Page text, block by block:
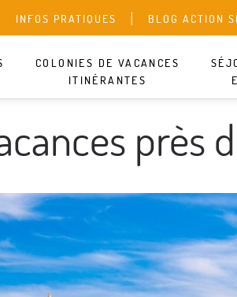
INFOS PRATIQUES BLOG ACTION
COLONIES DE VACANCES
ITINÉRANTES
Ce
trop
plaire.
près